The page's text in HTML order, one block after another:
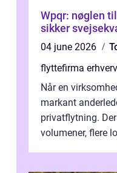
Wpqr: nøglen
sikker
04 june 2026
flyttefirma erhverv
Når en
markant
privatflytning.
volumener, flere